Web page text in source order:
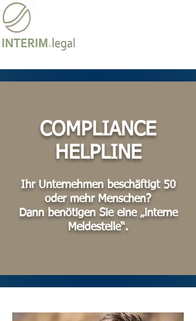
COMPLIANCE
HELPLINE
Ihr Unternehmen beschäftigt 50
oder mehr Menschen?
Dann benötigen Sie eine „interne
Meldestelle“.